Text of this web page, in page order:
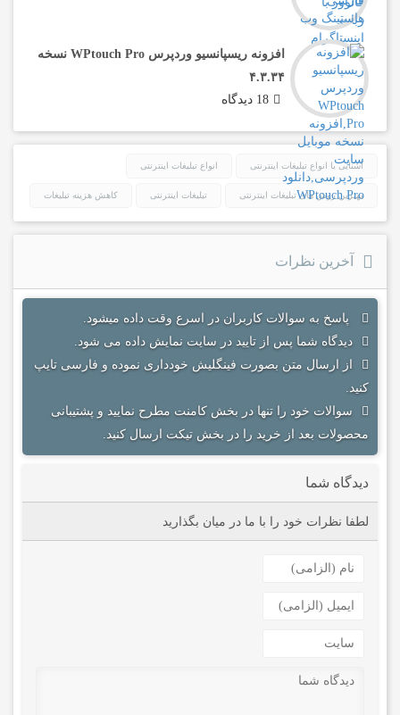
افزونه ریسپانسیو وردپرس WPtouch Pro نسخه
۴.۳.۳۴
18 دیدگاه
آشنایی با انواع تبلیغات اینترنتی انواع تبلیغات اینترنتی
بهترین روش های تبلیغات اینترنتی تبلیغات اینترنتی کاهش هزینه تبلیغات
آخرین نظرات
پاسخ به سوالات کاربران در اسرع وقت داده میشود.
دیدگاه شما پس از تایید در سایت نمایش داده می شود.
از ارسال متن بصورت فینگلیش خودداری نموده و فارسی تایپ
کنید.
سوالات خود را تنها در بخش کامنت مطرح نمایید و پشتیبانی
محصولات بعد از خرید را در بخش تیکت ارسال کنید.
دیدگاه شما
لطفا نظرات خود را با ما در میان بگذارید